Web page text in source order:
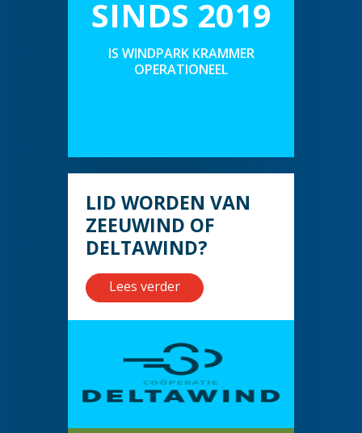
SINDS 2019
IS WINDPARK KRAMMER
OPERATIONEEL
LID WORDEN VAN
ZEEUWIND OF
DELTAWIND?
Lees verder